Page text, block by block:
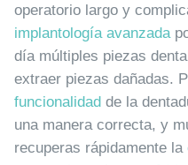
operatorio largo y
implantología avanzada
día múltiples piezas
extraer piezas dañadas.
funcionalidadde la
una manera correcta, y
recuperas rápidamente la